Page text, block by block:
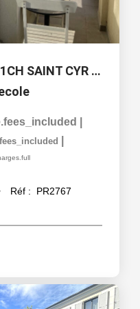
APPARTEMENT 2PIECES 1CH SAINT CYR L'ECOLE
Réf : PR2767